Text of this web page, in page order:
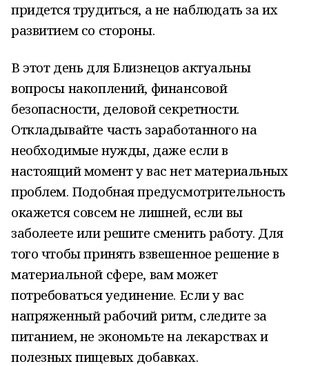
придется трудиться, а не наблюдать за их
развитием со стороны.
В этот день для Близнецов актуальны
вопросы накоплений, финансовой
безопасности, деловой секретности.
Откладывайте часть заработанного на
необходимые нужды, даже если в
настоящий момент у вас нет материальных
проблем. Подобная предусмотрительность
окажется совсем не лишней, если вы
заболеете или решите сменить работу. Для
того чтобы принять взвешенное решение в
материальной сфере, вам может
потребоваться уединение. Если у вас
напряженный рабочий ритм, следите за
питанием, не экономьте на лекарствах и
полезных пищевых добавках.